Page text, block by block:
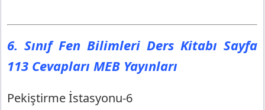
6. Sınıf Fen Bilimleri Ders Kitabı Sayfa
113 Cevapları MEB Yayınları
Pekiştirme İstasyonu-6